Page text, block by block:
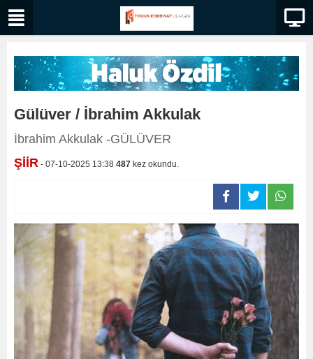
Gülüver / İbrahim Akkulak
İbrahim Akkulak -GÜLÜVER
ŞİİR - 07-10-2025 13:38 487 kez okundu.